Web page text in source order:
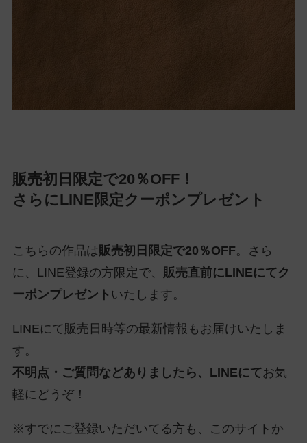
販売初日限定で20％OFF！
さらにLINE限定クーポンプレゼント
こちらの作品は 販売初日限定で20％OFF。さら
に、LINE登録の方限定で、
販売直前にLINEにてク
ーポンプレゼント いたします。
LINEにて販売日時等の最新情報もお届けいたしま
す。
不明点・ご質問などありましたら、LINEにてお気
軽にどうぞ！
※すでにご登録いただいてる方も、このサイトか